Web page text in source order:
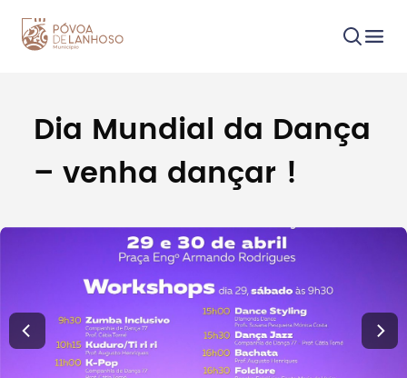
Procurar
Tipo de conteúdo
Dia Mundial da Dança
– venha dançar !